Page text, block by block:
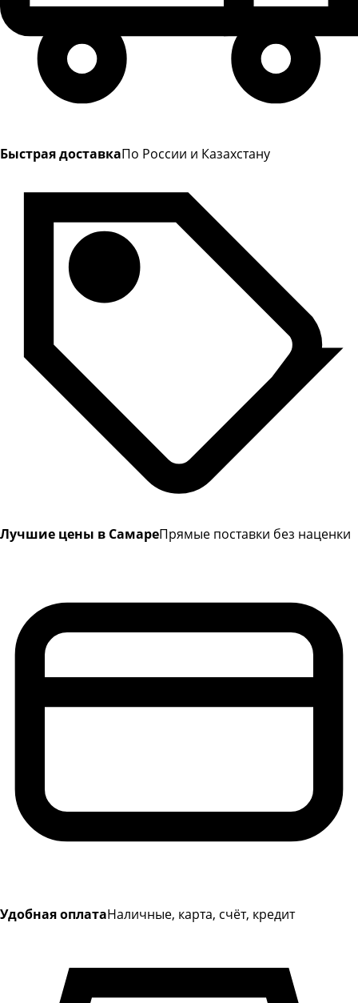
Быстрая доставкаПо России и Казахстану
Лучшие цены в СамареПрямые поставки без наценки
Удобная оплатаНаличные, карта, счёт, кредит